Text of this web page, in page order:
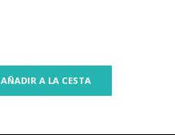
AÑADIR A LA CESTA